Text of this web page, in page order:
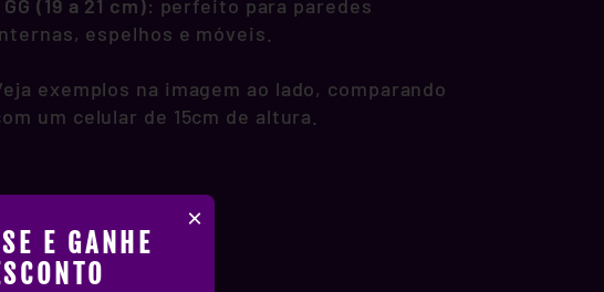
×
E GANHE
GG (19 a 21 cm): perfeito para paredes
espelhos e móveis.
exemplos na imagem ao lado, comparando
um celular de 15cm de altura.